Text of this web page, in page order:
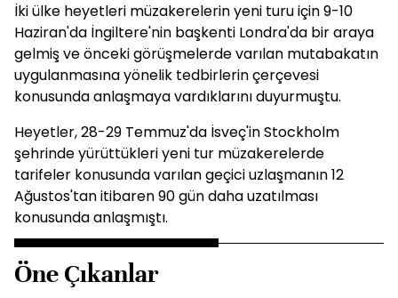
İki ülke heyetleri müzakerelerin yeni turu için 9-10
Haziran'da İngiltere'nin başkenti Londra'da bir araya
gelmiş ve önceki görüşmelerde varılan mutabakatın
uygulanmasına yönelik tedbirlerin çerçevesi
konusunda anlaşmaya vardıklarını duyurmuştu.
Heyetler, 28-29 Temmuz'da İsveç'in Stockholm
şehrinde yürüttükleri yeni tur müzakerelerde
tarifeler konusunda varılan geçici uzlaşmanın 12
Ağustos'tan itibaren 90 gün daha uzatılması
konusunda anlaşmıştı.
Öne Çıkanlar